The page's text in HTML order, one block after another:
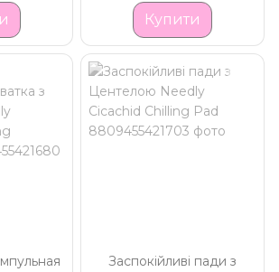
Cream
Купити
Заспокійливі пади з